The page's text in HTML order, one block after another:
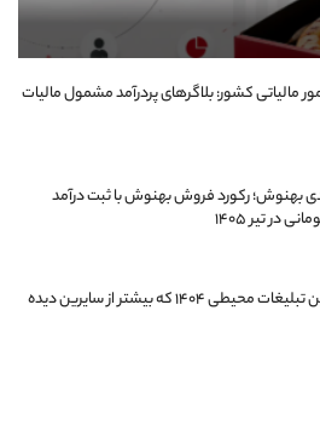
مالیاتی کشور: بلاگرهای پردرآمد مشمول مالیات
درصدی بهنوش؛ رکورد فروش بهنوش با ثبت درآمد
نگاهی به برترین تبلیغات محیطی ۱۴۰۴ که بیشتر از سایرین دیده